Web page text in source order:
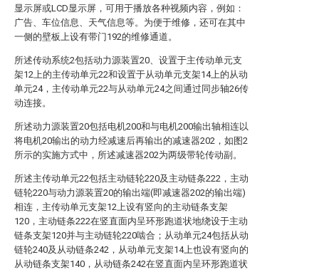
显示屏或LCD显示屏，可用于播放各种视频内容，例如：
广告、车位信息、天气信息等。为便于维修，还可在其中
一侧的壁板上设有带门192的维修通道。
所述传动系统2包括动力源装置20、设置于主传动单元支
架12上的主传动单元22和设置于从动单元支架14上的从动
单元24，主传动单元22与从动单元24之间通过同步轴26传
动连接。
所述动力源装置20包括电机200和与电机200输出轴相连以
将电机20输出的动力经减速后再输出的减速器202，如图2
所示的实施方式中，所述减速器202为两级带轮传动副。
所述主传动单元22包括主动链轮220及主动链条222，主动
链轮220与动力源装置20的输出端(即减速器202的输出端)
相连，主传动单元支架12上设有竖向的主动链条支架
120，主动链条222在竖直面内呈环形跑道状地绕设于主动
链条支架120并与主动链轮220啮合；从动单元24包括从动
链轮240及从动链条242，从动单元支架14上也设有竖向的
从动链条支架140，从动链条242在竖直面内呈环形跑道状